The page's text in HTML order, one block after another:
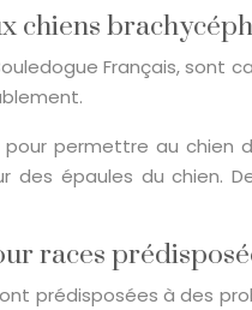
chiens
Français, sont
permettre au chien
des épaules du chien.
races
prédisposées à des